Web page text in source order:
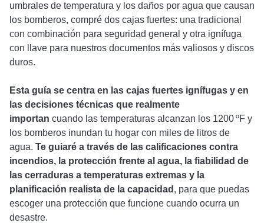
umbrales de temperatura y los daños por agua que causan
los bomberos, compré dos cajas fuertes: una tradicional
con combinación para seguridad general y otra ignífuga
con llave para nuestros documentos más valiosos y discos
duros.
Esta guía se centra en las cajas fuertes ignífugas y en
las decisiones técnicas que realmente
importan cuando las temperaturas alcanzan los 1200 ºF y
los bomberos inundan tu hogar con miles de litros de
agua. Te guiaré a través de las calificaciones contra
incendios, la protección frente al agua, la fiabilidad de
las cerraduras a temperaturas extremas y la
planificación realista de la capacidad , para que puedas
escoger una protección que funcione cuando ocurra un
desastre.